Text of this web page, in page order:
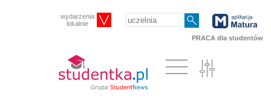
wydarzenia
lokalnie
PRACA dla studentów